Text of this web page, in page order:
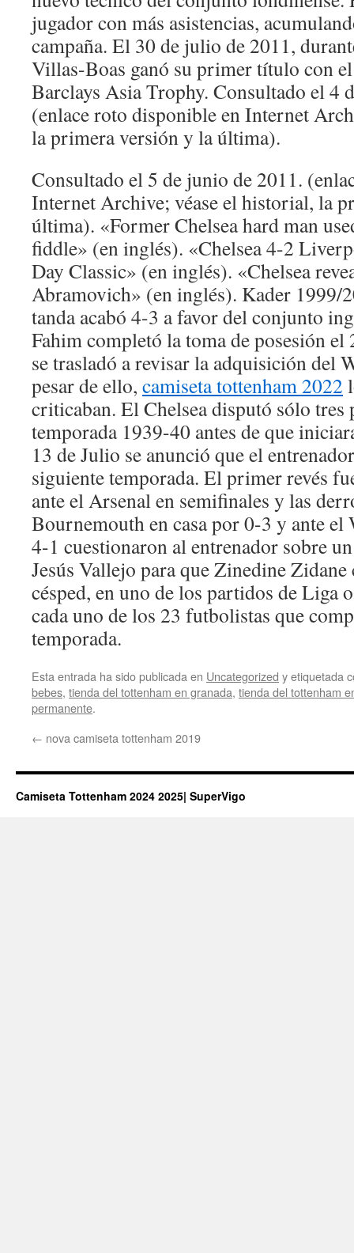
jugador con más asistencias,
campaña. El 30 de julio de 2011,
Villas-Boas ganó su primer título con
Barclays Asia Trophy. Consultado el 4
(enlace roto disponible en Internet
la primera versión y la última).
Consultado el 5 de junio de 2011.
Internet Archive; véase el historial, la
última). «Former Chelsea hard man
fiddle» (en inglés). «Chelsea 4-2
Day Classic» (en inglés). «Chelsea
Abramovich» (en inglés). Kader 1999/
tanda acabó 4-3 a favor del conjunto
Fahim completó la toma de posesión el
se trasladó a revisar la adquisición del
pesar de ello, camiseta tottenham 2022
criticaban. El Chelsea disputó sólo tres
temporada 1939-40 antes de que
13 de Julio se anunció que el
siguiente temporada. El primer revés
ante el Arsenal en semifinales y las
Bournemouth en casa por 0-3 y ante
4-1 cuestionaron al entrenador sobre
Jesús Vallejo para que Zinedine
césped, en uno de los partidos de Liga
cada uno de los 23 futbolistas que
temporada.
Esta entrada ha sido publicada en Uncategorized y etiquetada
bebes, tienda del tottenham en granada, tienda del tottenham
permanente.
← nova camiseta tottenham 2019
Camiseta Tottenham 2024 2025| SuperVigo